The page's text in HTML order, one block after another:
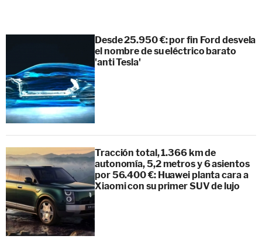
Desde 25.950 €: por fin Ford desvela
el nombre de su eléctrico barato
'anti Tesla'
Tracción total, 1.366 km de
autonomía, 5,2 metros y 6 asientos
por 56.400 €: Huawei planta cara a
Xiaomi con su primer SUV de lujo